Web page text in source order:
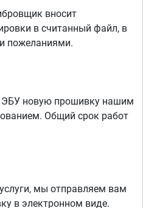
вносит
в считанный файл, в
пожеланиями.
новую прошивку нашим
Общий срок работ
мы отправляем вам
в электронном виде.